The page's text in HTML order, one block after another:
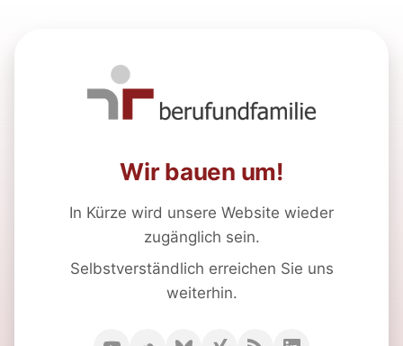
Wir bauen um!
In Kürze wird unsere Website wieder
zugänglich sein.
Selbstverständlich erreichen Sie uns
weiterhin.